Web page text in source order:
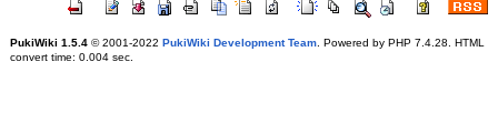
PukiWiki 1.5.4© 2001-2022 PukiWiki Development Team. Powered by PHP 7.4.28. HTML
convert time: 0.004 sec.